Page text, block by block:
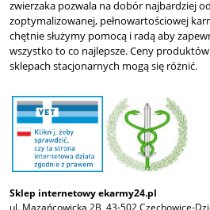
zwierzaka pozwala na dobór najbardziej
zoptymalizowanej, pełnowartościowej
chętnie służymy pomocą i radą aby
wszystko to co najlepsze. Ceny
sklepach stacjonarnych mogą się różnić.
Sklep internetowy ekarmy24.pl